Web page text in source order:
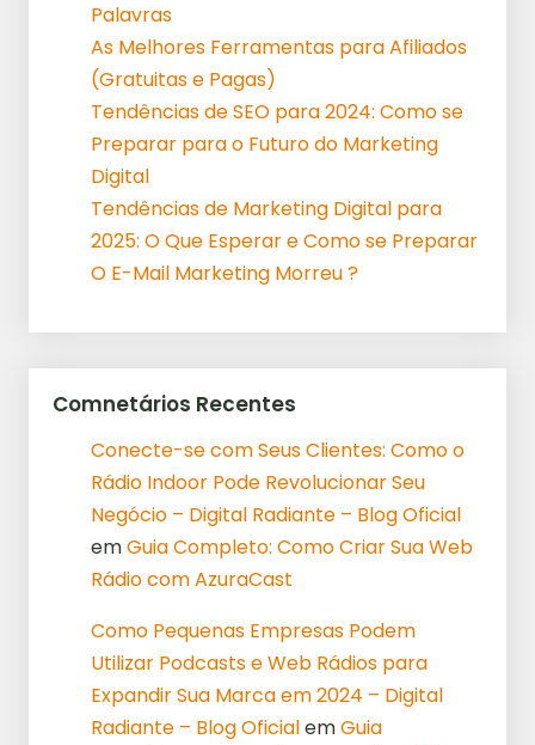
Palavras
As Melhores Ferramentas para Afiliados
(Gratuitas e Pagas)
Tendências de SEO para 2024: Como se
Preparar para o Futuro do Marketing
Digital
Tendências de Marketing Digital para
2025: O Que Esperar e Como se Preparar
O E-Mail Marketing Morreu ?
Comnetários Recentes
Conecte-se com Seus Clientes: Como o
Rádio Indoor Pode Revolucionar Seu
Negócio – Digital Radiante – Blog Oficial
emGuia Completo: Como Criar Sua Web
Rádio com AzuraCast
Como Pequenas Empresas Podem
Utilizar Podcasts e Web Rádios para
Expandir Sua Marca em 2024 – Digital
Radiante – Blog OficialemGuia